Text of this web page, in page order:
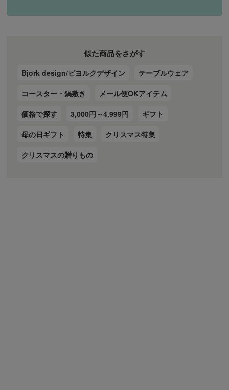
似た商品をさがす
Bjork design/ビヨルクデザイン
テーブルウェア
コースター・鍋敷き
メール便OKアイテム
価格で探す
3,000円～4,999円
ギフト
母の日ギフト
特集
クリスマス特集
クリスマスの贈りもの